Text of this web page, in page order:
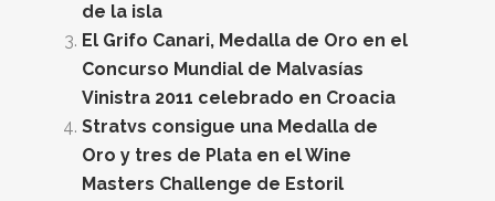
de la isla
El Grifo Canari, Medalla de Oro en el
Concurso Mundial de Malvasías
Vinistra 2011 celebrado en Croacia
Stratvs consigue una Medalla de
Oro y tres de Plata en el Wine
Masters Challenge de Estoril